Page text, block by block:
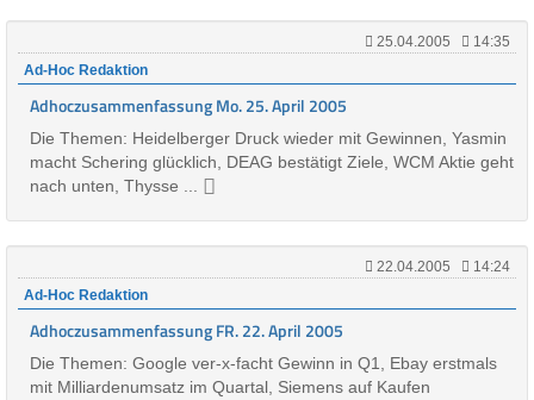
25.04.2005
14:35
Ad-Hoc Redaktion
Adhoczusammenfassung Mo. 25. April 2005
Die Themen: Heidelberger Druck wieder mit Gewinnen, Yasmin
macht Schering glücklich, DEAG bestätigt Ziele, WCM Aktie geht
nach unten, Thysse ...
22.04.2005
14:24
Ad-Hoc Redaktion
Adhoczusammenfassung FR. 22. April 2005
Die Themen: Google ver-x-facht Gewinn in Q1, Ebay erstmals
mit Milliardenumsatz im Quartal, Siemens auf Kaufen